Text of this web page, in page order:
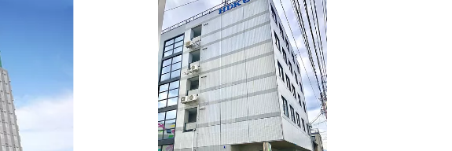
焼肉な
は、レ